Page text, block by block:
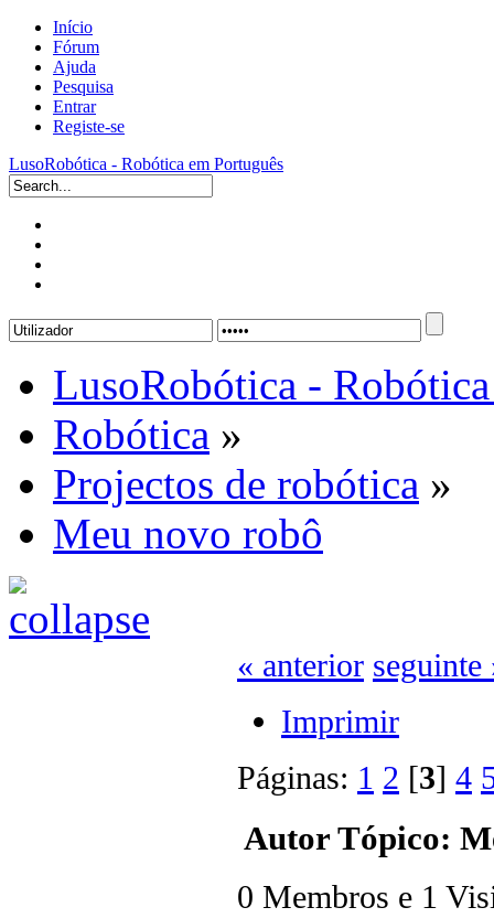
Início
Fórum
Ajuda
Pesquisa
Entrar
Registe-se
LusoRobótica - Robótica em Português
LusoRobótica -
Robótica »
Projectos de robótica »
Meu novo robô
« anterior seguinte
Imprimir
Páginas: 1 2 [3] 4
AutorTópico:
0 Membros e 1